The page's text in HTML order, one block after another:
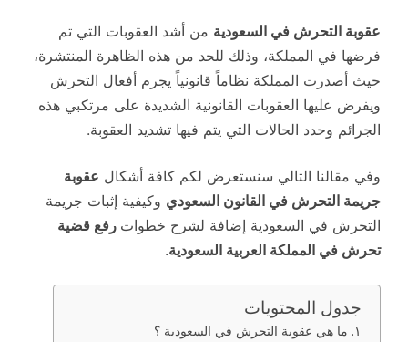
عقوبة التحرش في السعودية من أشد العقوبات التي تم
فرضها في المملكة، وذلك للحد من هذه الظاهرة المنتشرة،
حيث أصدرت المملكة نظاماً قانونياً يجرم أفعال التحرش
ويفرض عليها العقوبات القانونية الشديدة على مرتكبي هذه
الجرائم وحدد الحالات التي يتم فيها تشديد العقوبة.
وفي مقالنا التالي سنستعرض لكم كافة أشكال عقوبة
جريمة التحرش في القانون السعودي وكيفية إثبات جريمة
التحرش في السعودية إضافة لشرح خطوات رفع قضية
تحرش في المملكة العربية السعودية.
جدول المحتويات
ما هي عقوبة التحرش في السعودية ؟